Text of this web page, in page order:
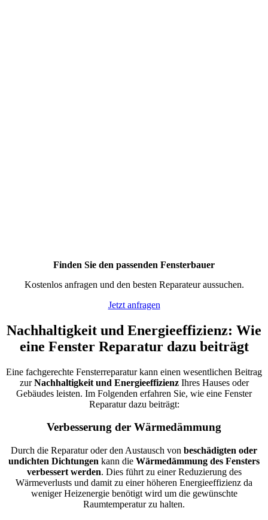
Finden Sie den passenden Fensterbauer
Kostenlos anfragen und den besten Reparateur aussuchen.
Jetzt anfragen
Nachhaltigkeit und Energieeffizienz: Wie
eine Fenster Reparatur dazu beiträgt
Eine fachgerechte Fensterreparatur kann einen wesentlichen Beitrag
zurNachhaltigkeit und EnergieeffizienzIhres Hauses oder
Gebäudes leisten. Im Folgenden erfahren Sie, wie eine Fenster
Reparatur dazu beiträgt:
Verbesserung der Wärmedämmung
Durch die Reparatur oder den Austausch von beschädigten oder
undichten Dichtungen kann die Wärmedämmung des Fensters
verbessert werden. Dies führt zu einer Reduzierung des
Wärmeverlusts und damit zu einer höheren Energieeffizienz da
weniger Heizenergie benötigt wird um die gewünschte
Raumtemperatur zu halten.